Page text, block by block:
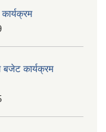
बजेट कार्यक्रम